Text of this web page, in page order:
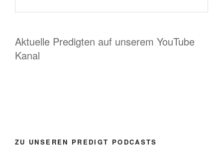
Aktuelle Predigten auf unserem YouTube
Kanal
ZU UNSEREN PREDIGT PODCASTS